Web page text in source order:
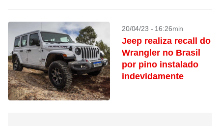
20/04/23 - 16:26min
Jeep realiza recall do
Wrangler no Brasil
por pino instalado
indevidamente